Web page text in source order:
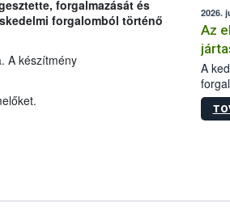
forgalmazását és
forgalomból történő
A készítmény
2026.
Az
A